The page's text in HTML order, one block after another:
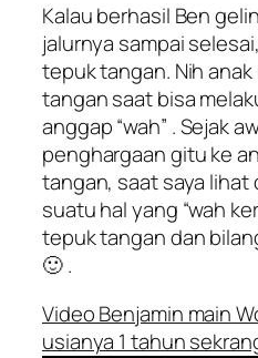
Kalau berhasil Ben
jalurnya sampai
tepuk tangan. Nih
tangan saat bisa
anggap “wah” . Sejak
penghargaan gitu ke
tangan, saat saya lihat
suatu hal yang “wah
tepuk tangan dan
🙂 .
Video Benjamin main
usianya 1 tahun